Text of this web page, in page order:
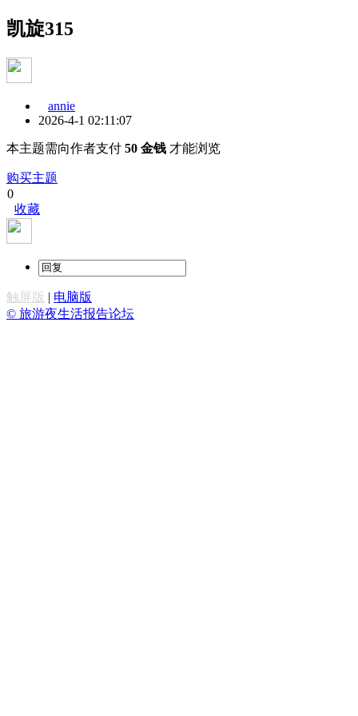
凯旋315
annie
2026-4-1 02:11:07
本主题需向作者支付 50 金钱 才能浏览
购买主题
0
收藏
触屏版 | 电脑版
© 旅游夜生活报告论坛